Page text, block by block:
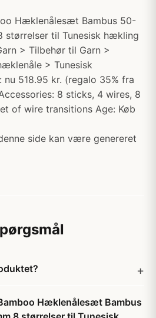
Hæklenålesæt Bambus 50-
størrelser til Tunesisk hækling
> Tilbehør til Garn >
> Tunesisk
518.95 kr. (regalo 35% fra
8 sticks, 4 wires, 8
of wire transitions Age: Køb
side kan være genereret
Hæklenålesæt Bambus